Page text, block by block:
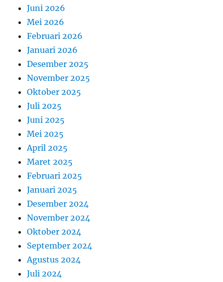
Juni 2026
Mei 2026
Februari 2026
Januari 2026
Desember 2025
November 2025
Oktober 2025
Juli 2025
Juni 2025
Mei 2025
April 2025
Maret 2025
Februari 2025
Januari 2025
Desember 2024
November 2024
Oktober 2024
September 2024
Agustus 2024
Juli 2024